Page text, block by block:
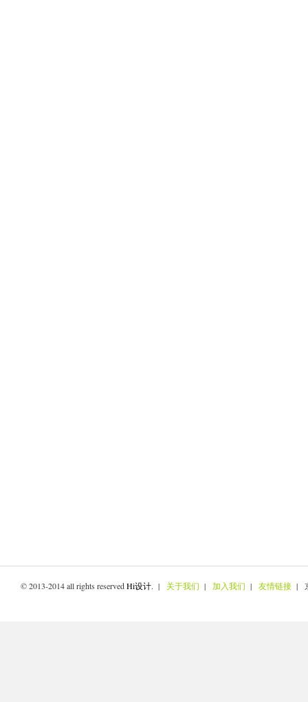
© 2013-2014 all rights reservedHi设计. | 关于我们 | 加入我们 | 友情链接 |